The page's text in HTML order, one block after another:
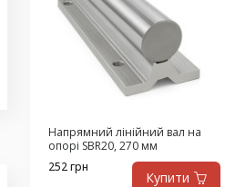
Напрямний лінійний вал на
опорі SBR20, 270 мм
252 грн
Купити